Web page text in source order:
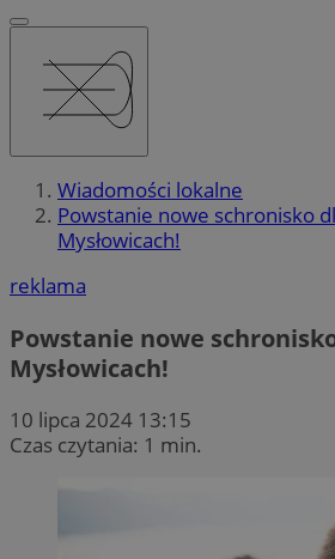
Wiadomości lokalne
Powstanie nowe schronisko
Mysłowicach!
reklama
Powstanie nowe
Mysłowicach!
10 lipca 2024 13:15
Czas czytania: 1 min.